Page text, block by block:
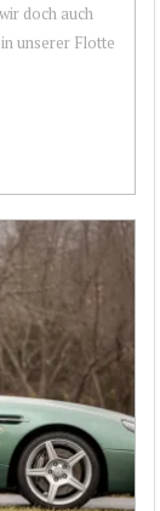
doch auch
unserer Flotte